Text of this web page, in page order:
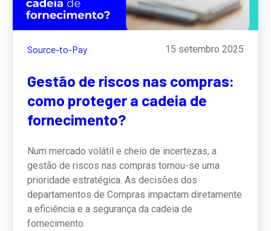
Source-to-Pay 15 setembro 2025
Gestão de riscos nas compras:
como proteger a cadeia de
fornecimento?
Num mercado volátil e cheio de incertezas, a
gestão de riscos nas compras tornou-se uma
prioridade estratégica. As decisões dos
departamentos de Compras impactam diretamente
a eficiência e a segurança da cadeia de
fornecimento.